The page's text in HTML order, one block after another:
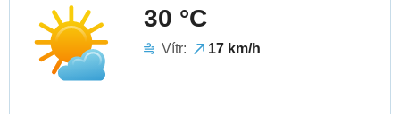
30 °C
Vítr: 17 km/h